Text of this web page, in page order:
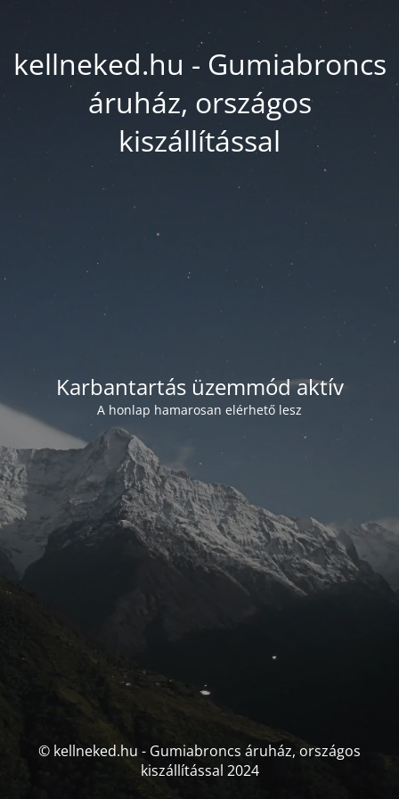
kellneked.hu - Gumiabroncs
áruház, országos
kiszállítással
Karbantartás üzemmód aktív
A honlap hamarosan elérhető lesz
© kellneked.hu - Gumiabroncs áruház, országos
kiszállítással 2024